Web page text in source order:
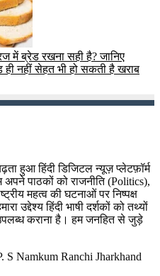
में ब्रेड रखना सही है? जानिए
ही नहीं सेहत भी हो सकती है खराब
हुआ हिंदी डिजिटल न्यूज़ प्लेटफ़ॉर्म
पाठकों को राजनीति (Politics),
महत्व की घटनाओं पर निष्पक्ष
उद्देश्य हिंदी भाषी दर्शकों को तथ्यों
कराना है। हम जनहित से जुड़े
S Namkum Ranchi Jharkhand